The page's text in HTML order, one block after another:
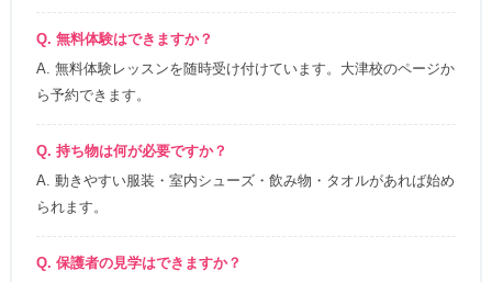
Q. 無料体験はできますか？
A. 無料体験レッスンを随時受け付けています。大津校のページか
ら予約できます。
Q. 持ち物は何が必要ですか？
A. 動きやすい服装・室内シューズ・飲み物・タオルがあれば始め
られます。
Q. 保護者の見学はできますか？